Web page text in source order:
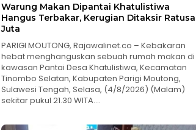
Warung Makan Dipantai Khatulistiwa
Hangus Terbakar, Kerugian Ditaksir
Juta
PARIGI MOUTONG, Rajawalinet.co – Kebakaran
hebat menghanguskan sebuah rumah makan di
kawasan Pantai Desa Khatulistiwa, Kecamatan
Tinombo Selatan, Kabupaten Parigi Moutong,
Sulawesi Tengah, Selasa, (4/8/2026) (Malam)
sekitar pukul 21.30 WITA….